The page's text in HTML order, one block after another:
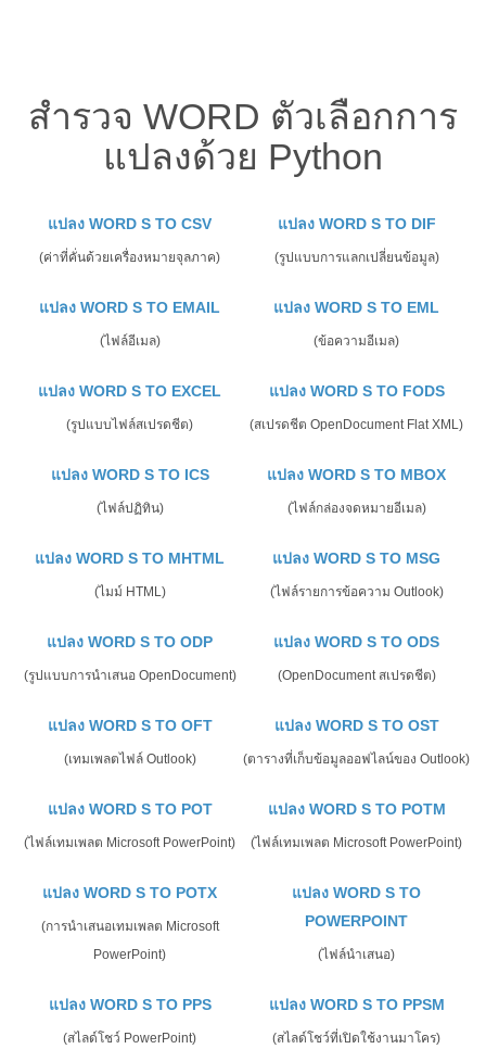
สำรวจ WORD ตัวเลือกการ
แปลงด้วย Python
แปลง WORD S TO CSV
(ค่าที่คั่นด้วยเครื่องหมายจุลภาค)
แปลง WORD S TO DIF
(รูปแบบการแลกเปลี่ยนข้อมูล)
แปลง WORD S TO EMAIL
(ไฟล์อีเมล)
แปลง WORD S TO EML
(ข้อความอีเมล)
แปลง WORD S TO EXCEL
(รูปแบบไฟล์สเปรดชีต)
แปลง WORD S TO FODS
(สเปรดชีต OpenDocument Flat XML)
แปลง WORD S TO ICS
(ไฟล์ปฏิทิน)
แปลง WORD S TO MBOX
(ไฟล์กล่องจดหมายอีเมล)
แปลง WORD S TO MHTML
(ไมม์ HTML)
แปลง WORD S TO MSG
(ไฟล์รายการข้อความ Outlook)
แปลง WORD S TO ODP
(รูปแบบการนำเสนอ OpenDocument)
แปลง WORD S TO ODS
(OpenDocument สเปรดชีต)
แปลง WORD S TO OFT
(เทมเพลตไฟล์ Outlook)
แปลง WORD S TO OST
(ตารางที่เก็บข้อมูลออฟไลน์ของ Outlook)
แปลง WORD S TO POT
(ไฟล์เทมเพลต Microsoft PowerPoint)
แปลง WORD S TO POTM
(ไฟล์เทมเพลต Microsoft PowerPoint)
แปลง WORD S TO POTX
(การนำเสนอเทมเพลต Microsoft
PowerPoint)
แปลง WORD S TO
POWERPOINT
(ไฟล์นำเสนอ)
แปลง WORD S TO PPS
(สไลด์โชว์ PowerPoint)
แปลง WORD S TO PPSM
(สไลด์โชว์ที่เปิดใช้งานมาโคร)